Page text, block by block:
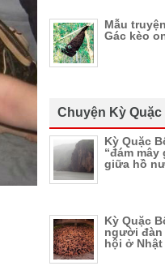
Mẫu
Gác kèo
Chuyện Kỳ Quặc
Kỳ Quặc
“đám
giữa hồ
Kỳ Quặc
người
hội ở Nhật